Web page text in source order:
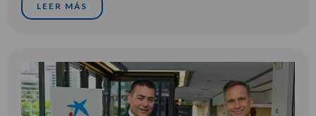
LEER MÁS